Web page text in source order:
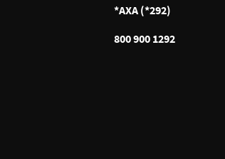
*AXA (*292)
800 900 1292